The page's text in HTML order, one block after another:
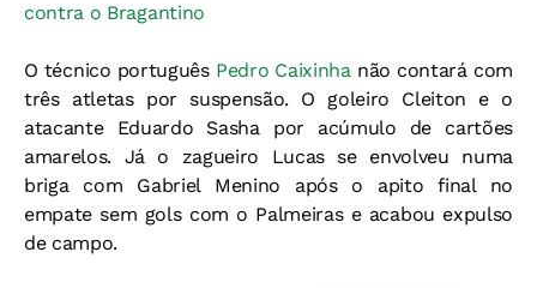
contra o Bragantino
O técnico português Pedro Caixinhanão contará com
três atletas por suspensão. O goleiro Cleiton e o
atacante Eduardo Sasha por acúmulo de cartões
amarelos. Já o zagueiro Lucas se envolveu numa
briga com Gabriel Menino após o apito final no
empate sem gols com o Palmeiras e acabou expulso
de campo.